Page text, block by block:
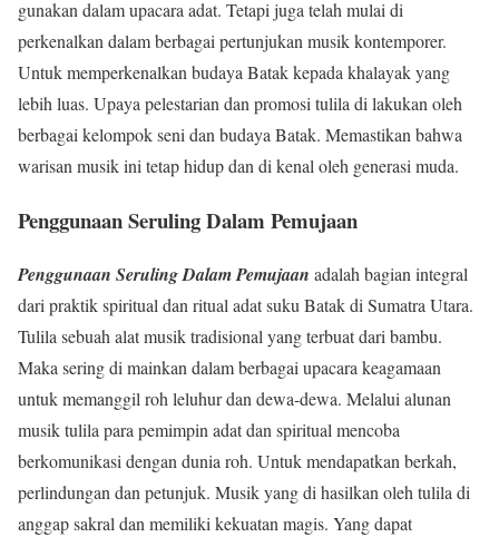
gunakan dalam upacara adat. Tetapi juga telah mulai di
perkenalkan dalam berbagai pertunjukan musik kontemporer.
Untuk memperkenalkan budaya Batak kepada khalayak yang
lebih luas. Upaya pelestarian dan promosi tulila di lakukan oleh
berbagai kelompok seni dan budaya Batak. Memastikan bahwa
warisan musik ini tetap hidup dan di kenal oleh generasi muda.
Penggunaan Seruling Dalam Pemujaan
Penggunaan Seruling Dalam Pemujaan adalah bagian integral
dari praktik spiritual dan ritual adat suku Batak di Sumatra Utara.
Tulila sebuah alat musik tradisional yang terbuat dari bambu.
Maka sering di mainkan dalam berbagai upacara keagamaan
untuk memanggil roh leluhur dan dewa-dewa. Melalui alunan
musik tulila para pemimpin adat dan spiritual mencoba
berkomunikasi dengan dunia roh. Untuk mendapatkan berkah,
perlindungan dan petunjuk. Musik yang di hasilkan oleh tulila di
anggap sakral dan memiliki kekuatan magis. Yang dapat